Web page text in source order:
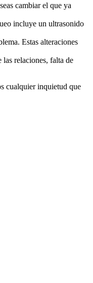
cambiar el que ya
incluye un ultrasonido
Estas alteraciones
relaciones, falta de
cualquier inquietud que